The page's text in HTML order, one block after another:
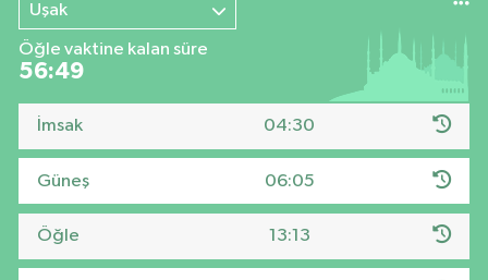
Uşak
Öğle vaktine kalan süre
56:48
İmsak 04:30
Güneş 06:05
Öğle 13:13